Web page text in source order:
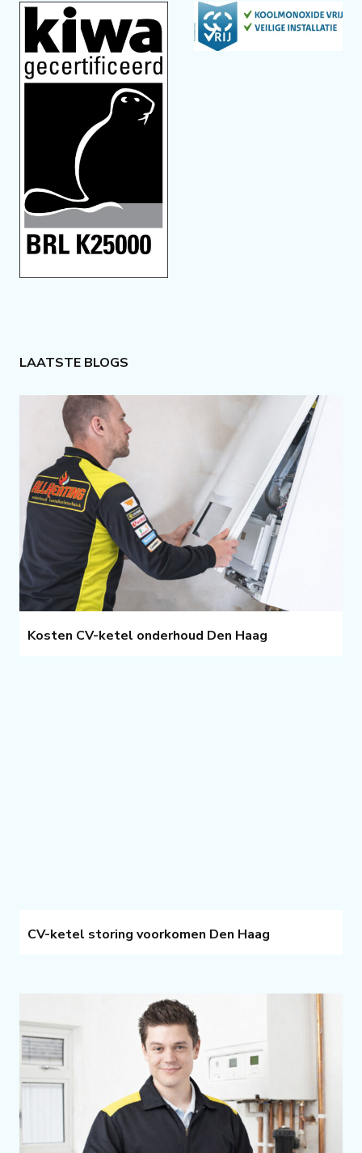
LAATSTE BLOGS
Kosten CV-ketel onderhoud Den Haag
CV-ketel storing voorkomen Den Haag